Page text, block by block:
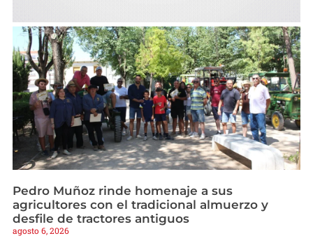
Pedro Muñoz rinde homenaje a sus
agricultores con el tradicional almuerzo y
desfile de tractores antiguos
agosto 6, 2026